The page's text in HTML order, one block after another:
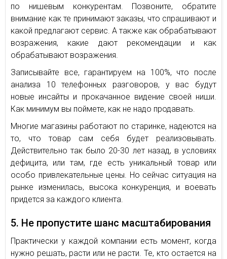
по нишевым конкурентам. Позвоните, обратите
внимание как те принимают заказы, что спрашивают и
какой предлагают сервис. А также как обрабатывают
возражения, какие дают рекомендации и как
обрабатывают возражения.
Записывайте все, гарантируем на 100%, что после
анализа 10 телефонных разговоров, у вас будут
новые инсайты и прокачанное видение своей ниши.
Как минимум вы поймете, как не надо продавать.
Многие магазины работают по старинке, надеются на
то, что товар сам себя будет реализовывать.
Действительно так было 20-30 лет назад, в условиях
дефицита, или там, где есть уникальный товар или
особо привлекательные цены. Но сейчас ситуация на
рынке изменилась, высока конкуренция, и воевать
придется за каждого клиента.
5. Не пропустите шанс масштабирования
Практически у каждой компании есть момент, когда
нужно решать, расти или не расти. Те, кто остается на